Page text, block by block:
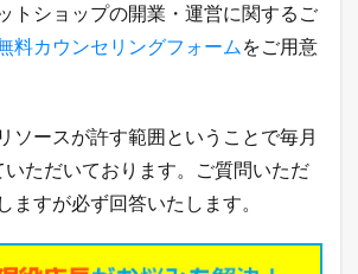
トショップの開業・運営に関するご
料カウンセリングフォーム をご用意
ソースが許す範囲ということで毎月
ただいております。ご質問いただ
ますが必ず回答いたします。